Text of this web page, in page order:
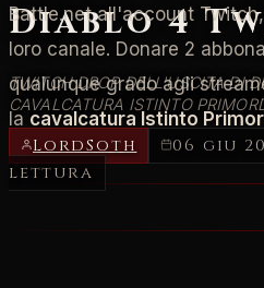
Diablo 4
TWITCH DROP DELL'USCITA DI
CAVALCATURA ISTINTO
LordSoth 06 giu
lettura
Battle.net all'account
loro canale. Donare 2
qualunque grado agli
la cavalcatura Istinto